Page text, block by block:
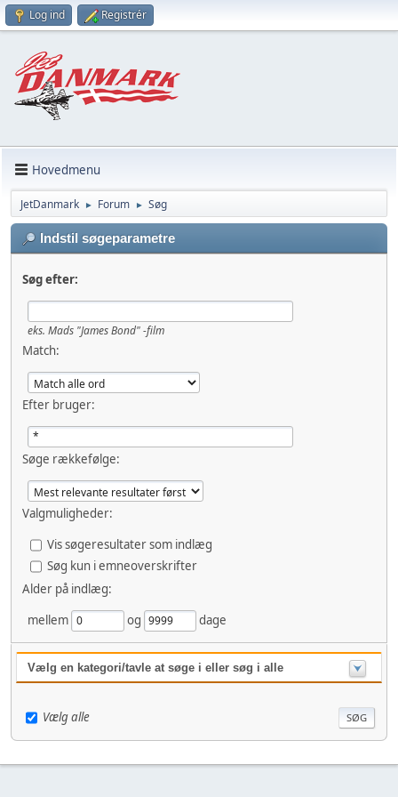
Log ind Registrér
Hovedmenu
JetDanmark ► Forum ► Søg
Indstil søgeparametre
Søg efter:
eks. Mads "James Bond" -film
Match:
Efter bruger:
Søge rækkefølge:
Valgmuligheder:
Vis søgeresultater som indlæg
Søg kun i emneoverskrifter
Alder på indlæg:
mellem
og dage
Vælg en kategori/tavle at søge i eller søg i alle
Vælg alle